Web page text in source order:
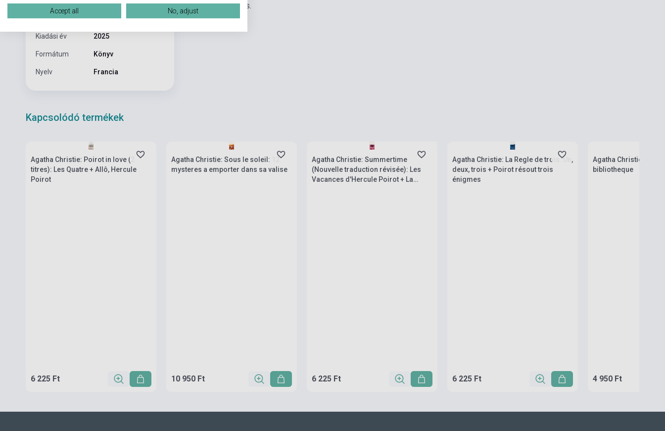
Kiadó LIVRE DE POCHE, LE
Kiadási év 2025
Formátum Könyv
Nyelv Francia
beaucoup de femmes.
Kapcsolódó termékek
Agatha Christie: Poirot in love (2
titres): Les Quatre + Allô, Hercule
Poirot
6 225 Ft
Agatha Christie: Sous le soleil: 12
mysteres a emporter dans sa valise
10 950 Ft
Agatha Christie: Summertime
(Nouvelle traduction révisée): Les
Vacances d'Hercule Poirot + La
6 225 Ft
Agatha Christie: La Regle de trois: Un,
deux, trois + Poirot résout trois
énigmes
6 225 Ft
Agatha Christie: Un
bibliotheque
4 950 Ft
Accept all No, adjust